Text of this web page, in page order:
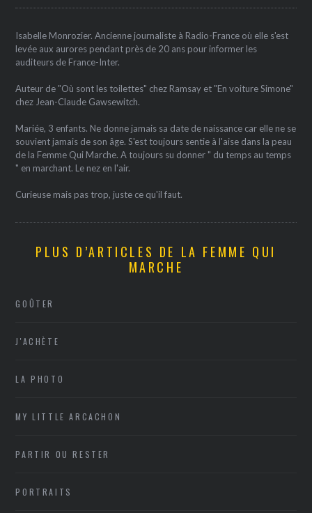
Isabelle Monrozier. Ancienne journaliste à Radio-France où elle s'est
levée aux aurores pendant près de 20 ans pour informer les
auditeurs de France-Inter.
Auteur de "Où sont les toilettes" chez Ramsay et "En voiture Simone"
chez Jean-Claude Gawsewitch.
Mariée, 3 enfants. Ne donne jamais sa date de naissance car elle ne se
souvient jamais de son âge. S'est toujours sentie à l'aise dans la peau
de la Femme Qui Marche. A toujours su donner " du temps au temps
" en marchant. Le nez en l'air.
Curieuse mais pas trop, juste ce qu'il faut.
PLUS D’ARTICLES DE LA FEMME QUI
MARCHE
GOÛTER
J'ACHÈTE
LA PHOTO
MY LITTLE ARCACHON
PARTIR OU RESTER
PORTRAITS